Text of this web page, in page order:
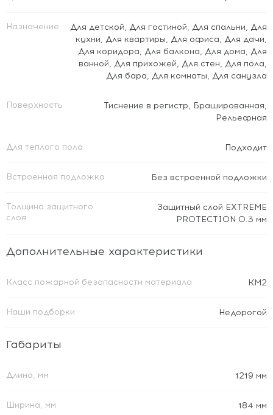
Назначение Для детской, Для гостиной, Для спальни, Для
кухни, Для квартиры, Для офиса, Для дачи,
Для коридора, Для балкона, Для дома, Для
ванной, Для прихожей, Для стен, Для пола,
Для бара, Для комнаты, Для санузла
Поверхность Тиснение в регистр, Брашированная,
Рельефная
Для теплого пола Подходит
Встроенная подложка Без встроенной подложки
Толщина защитного
слоя
Защитный слой EXTREME
PROTECTION 0.3 мм
Дополнительные характеристики
Класс пожарной безопасности материала КМ2
Наши подборки Недорогой
Габариты
Длина, мм 1219 мм
Ширина, мм 184 мм